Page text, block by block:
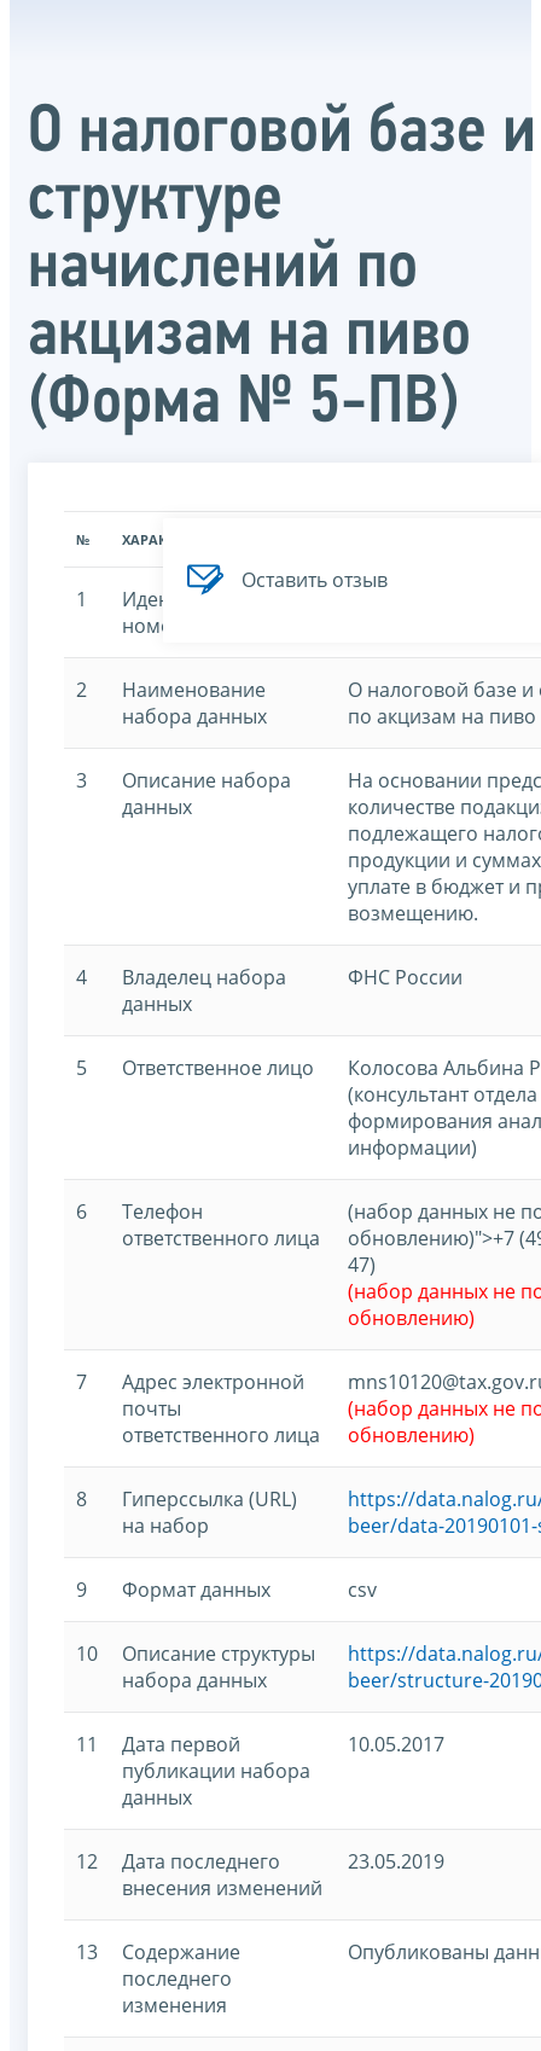
О налоговой базе и
структуре
начислений по
акцизам на пиво
(Форма № 5-ПВ)
№ ХАРАКТЕРИСТИКА
1
Идентификационный
номер
2
Наименование
набора данных
О налоговой базе и
по акцизам на
3
Описание набора
данных
На основании
количестве
подлежащего
продукции и
уплате в бюджет и
возмещению.
4
Владелец набора
данных
ФНС России
5 Ответственное лицо
Колосова Альбина
(консультант
формирования
информации)
6
Телефон
ответственного лица
(набор данных не
обновлению)">+7
47)
(набор данных не
обновлению)
7
Адрес электронной
почты
ответственного лица
(набор данных не
обновлению)
8
Гиперссылка (URL)
на набор
https://
beer/data-
9 Формат данных csv
10
Описание структуры
набора данных
https://
beer/structure-
11
Дата первой
публикации набора
данных
10.05.2017
12
Дата последнего
внесения изменений
23.05.2019
13
Содержание
последнего
изменения
Опубликованы
Оставить отзыв